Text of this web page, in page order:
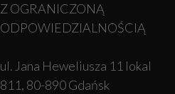
Z OGRANICZONĄ
ODPOWIEDZIALNOŚCIĄ
ul. Jana Heweliusza 11 lokal
811, 80-890 Gdańsk